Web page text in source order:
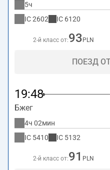
5ч
IC2602 IC 6120
2-й класс от:93 PLN
ПОЕЗД
19:48
Бжег
4ч 02мин
IC 5410 IC 5132
2-й класс от:91 PLN